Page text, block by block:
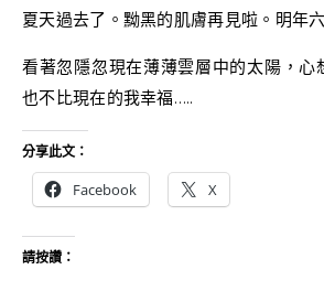
夏天過去了。黝黑的肌膚再見啦。明年
看著忽隱忽現在薄薄雲層中的太陽，心
也不比現在的我幸福…..
分享此文：
Facebook X
請按讚：